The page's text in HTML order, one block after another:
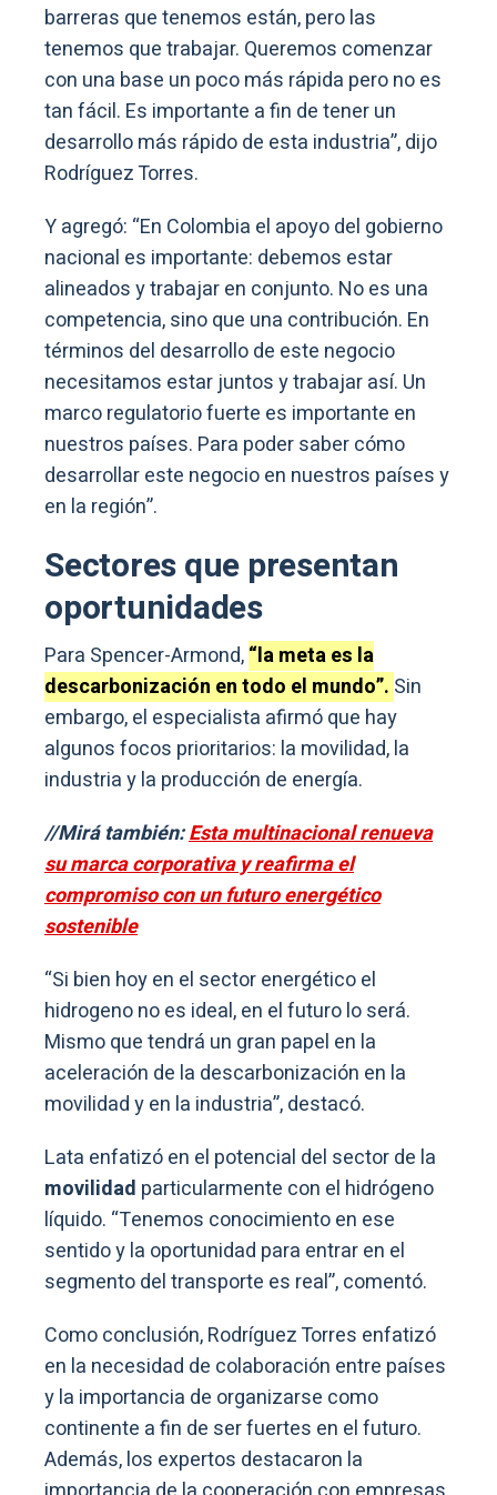
barreras que tenemos están, pero las
tenemos que trabajar. Queremos comenzar
con una base un poco más rápida pero no es
tan fácil. Es importante a fin de tener un
desarrollo más rápido de esta industria”, dijo
Rodríguez Torres.
Y agregó: “En Colombia el apoyo del gobierno
nacional es importante: debemos estar
alineados y trabajar en conjunto. No es una
competencia, sino que una contribución. En
términos del desarrollo de este negocio
necesitamos estar juntos y trabajar así. Un
marco regulatorio fuerte es importante en
nuestros países. Para poder saber cómo
desarrollar este negocio en nuestros países y
en la región”.
Sectores que presentan
oportunidades
Para Spencer-Armond,“la meta es la
descarbonización en todo el mundo”. Sin
embargo, el especialista afirmó que hay
algunos focos prioritarios: la movilidad, la
industria y la producción de energía.
//Mirá también:Esta multinacional renueva
su marca corporativa y reafirma el
compromiso con un futuro energético
sostenible
“Si bien hoy en el sector energético el
hidrogeno no es ideal, en el futuro lo será.
Mismo que tendrá un gran papel en la
aceleración de la descarbonización en la
movilidad y en la industria”, destacó.
Lata enfatizó en el potencial del sector de la
movilidad particularmente con el hidrógeno
líquido. “Tenemos conocimiento en ese
sentido y la oportunidad para entrar en el
segmento del transporte es real”, comentó.
Como conclusión, Rodríguez Torres enfatizó
en la necesidad de colaboración entre países
y la importancia de organizarse como
continente a fin de ser fuertes en el futuro.
Además, los expertos destacaron la